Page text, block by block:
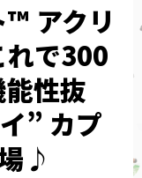
™️ アクリ
れで300
性抜
” カプ
♪